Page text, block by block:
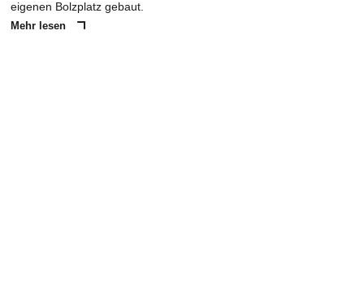
eigenen Bolzplatz gebaut.
Mehr lesen